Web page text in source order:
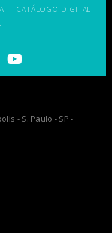
CATÁLOGO DIGITAL
- S. Paulo - SP -